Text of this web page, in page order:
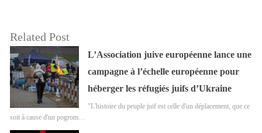
Related Post
L’Association juive européenne lance une
campagne à l’échelle européenne pour
héberger les réfugiés juifs d’Ukraine
"L'histoire du peuple juif est celle d'un déplacement, que ce
soit à cause d'un pogrom…